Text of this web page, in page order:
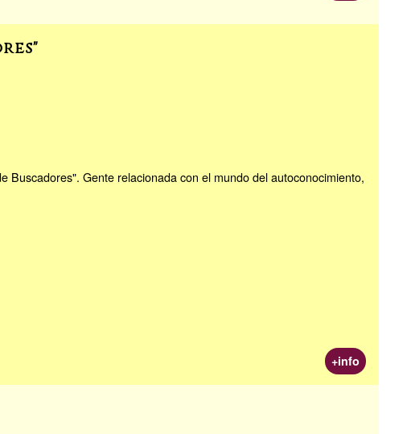
Gente relacionada con el mundo del autoconocimiento,
+info